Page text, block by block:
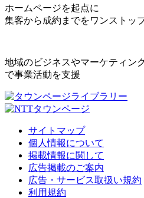
ホームページを起点に
集客から成約までをワンストッ
地域のビジネスやマーケティン
で事業活動を支援
サイトマップ
個人情報について
掲載情報に関して
広告掲載のご案内
広告・サービス取扱い規約
利用規約